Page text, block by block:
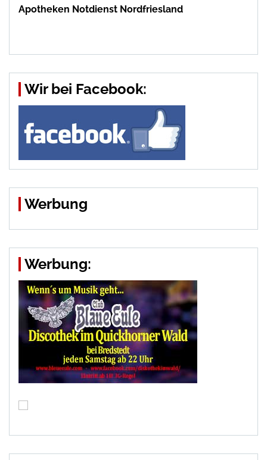
Apotheken Notdienst Nordfriesland
Wir bei Facebook:
Werbung
Werbung: